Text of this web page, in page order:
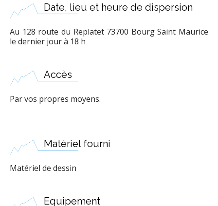
Date, lieu et heure de dispersion
Au 128 route du Replatet 73700 Bourg Saint Maurice
le dernier jour à 18 h
Accès
Par vos propres moyens.
Matériel fourni
Matériel de dessin
Equipement